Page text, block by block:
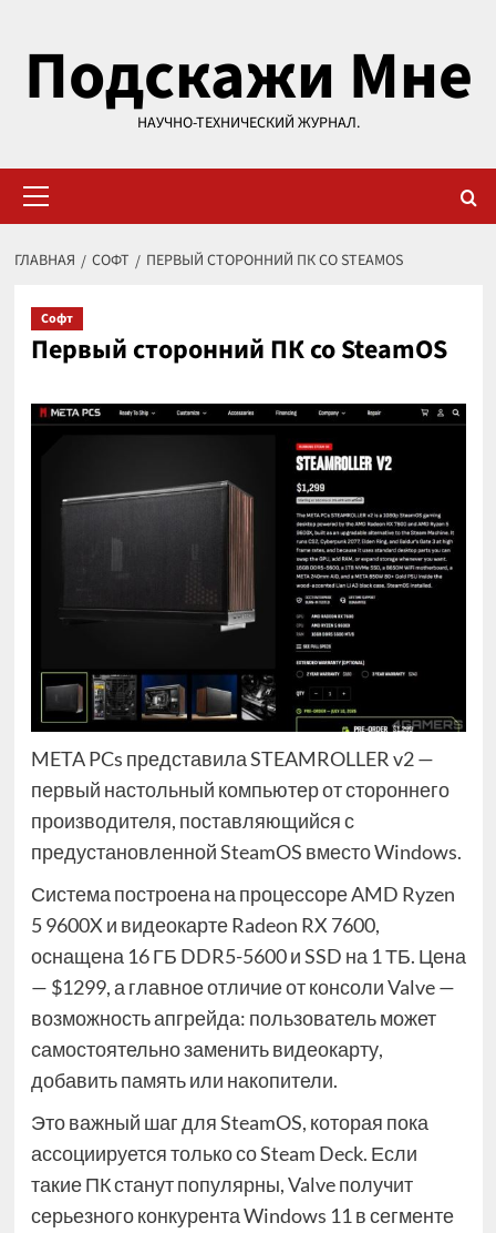
содержимому
Подскажи Мне
НАУЧНО-ТЕХНИЧЕСКИЙ ЖУРНАЛ.
меню
ГЛАВНАЯ СОФТ ПЕРВЫЙ СТОРОННИЙ ПК СО STEAMOS
Софт
Первый сторонний ПК со SteamOS
META PCs представила STEAMROLLER v2 —
первый настольный компьютер от стороннего
производителя, поставляющийся с
предустановленной SteamOS вместо Windows.
Система построена на процессоре AMD Ryzen
5 9600X и видеокарте Radeon RX 7600,
оснащена 16 ГБ DDR5-5600 и SSD на 1 ТБ. Цена
— $1299, а главное отличие от консоли Valve —
возможность апгрейда: пользователь может
самостоятельно заменить видеокарту,
добавить память или накопители.
Это важный шаг для SteamOS, которая пока
ассоциируется только со Steam Deck. Если
такие ПК станут популярны, Valve получит
серьезного конкурента Windows 11 в сегменте